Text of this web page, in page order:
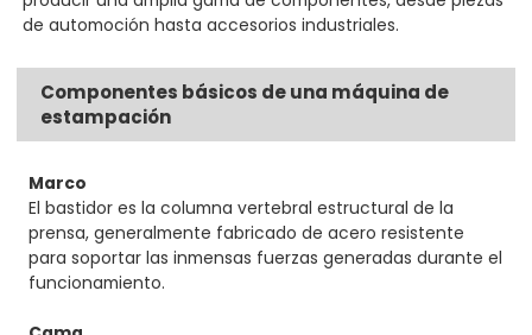
de automoción hasta accesorios industriales.
Componentes básicos de una máquina de
estampación
Marco
El bastidor es la columna vertebral estructural de la
prensa, generalmente fabricado de acero resistente
para soportar las inmensas fuerzas generadas durante el
funcionamiento.